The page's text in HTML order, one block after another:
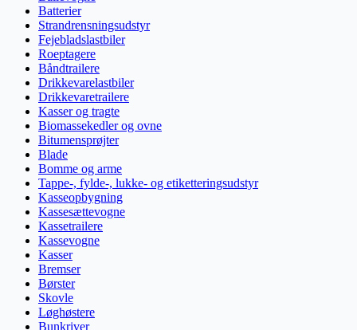
Batterier
Strandrensningsudstyr
Fejebladslastbiler
Roeptagere
Båndtrailere
Drikkevarelastbiler
Drikkevaretrailere
Kasser og tragte
Biomassekedler og ovne
Bitumensprøjter
Blade
Bomme og arme
Tappe-, fylde-, lukke- og etiketteringsudstyr
Kasseopbygning
Kassesættevogne
Kassetrailere
Kassevogne
Kasser
Bremser
Børster
Skovle
Løghøstere
Bunkriver